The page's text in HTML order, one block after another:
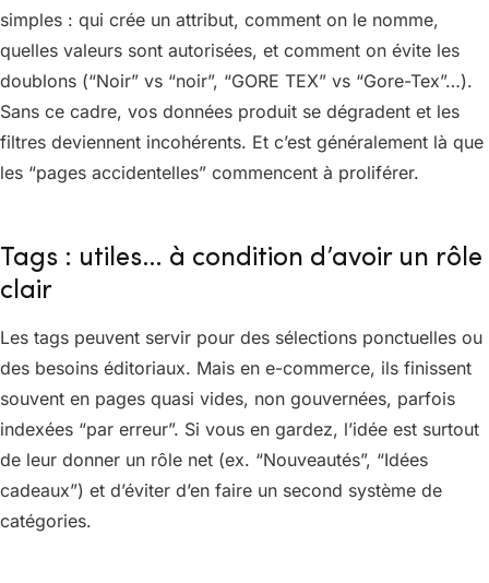
simples : qui crée un attribut, comment on le nomme,
quelles valeurs sont autorisées, et comment on évite les
doublons (“Noir” vs “noir”, “GORE TEX” vs “Gore-Tex”…).
Sans ce cadre, vos données produit se dégradent et les
filtres deviennent incohérents. Et c’est généralement là que
les “pages accidentelles” commencent à proliférer.
Tags : utiles… à condition d’avoir un rôle
clair
Les tags peuvent servir pour des sélections ponctuelles ou
des besoins éditoriaux. Mais en e-commerce, ils finissent
souvent en pages quasi vides, non gouvernées, parfois
indexées “par erreur”. Si vous en gardez, l’idée est surtout
de leur donner un rôle net (ex. “Nouveautés”, “Idées
cadeaux”) et d’éviter d’en faire un second système de
catégories.